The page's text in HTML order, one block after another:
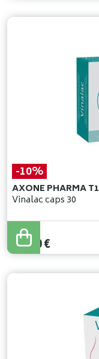
-10%
AXONE PHARMA T1
Vinalac caps 30
17,00
15,30€